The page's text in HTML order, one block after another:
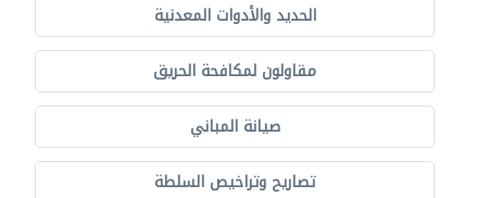
الحديد والأدوات المعدنية
مقاولون لمكافحة الحريق
صيانة المباني
تصاريح وتراخيص السلطة